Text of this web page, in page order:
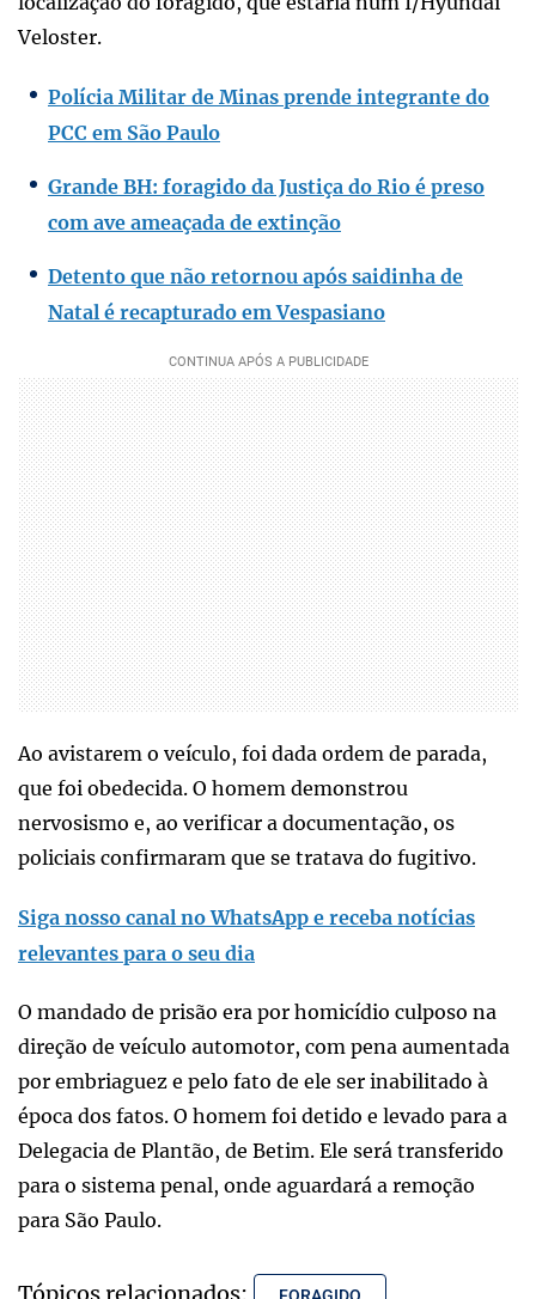
Veloster.
Polícia Militar de Minas prende integrante do
PCC em São Paulo
Grande BH: foragido da Justiça do Rio é preso
com ave ameaçada de extinção
Detento que não retornou após saidinha de
Natal é recapturado em Vespasiano
Ao avistarem o veículo, foi dada ordem de parada,
que foi obedecida. O homem demonstrou
nervosismo e, ao verificar a documentação, os
policiais confirmaram que se tratava do fugitivo.
Siga nosso canal no WhatsApp e receba notícias
relevantes para o seu dia
O mandado de prisão era por homicídio culposo na
direção de veículo automotor, com pena aumentada
por embriaguez e pelo fato de ele ser inabilitado à
época dos fatos. O homem foi detido e levado para a
Delegacia de Plantão, de Betim. Ele será transferido
para o sistema penal, onde aguardará a remoção
para São Paulo.
Tópicos relacionados: FORAGIDO